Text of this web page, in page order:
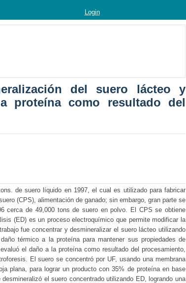
Login
del suero lácteo y
proteína como resultado del
de suero líquido en 1997, el cual es utilizado para fabricar
(CPS), alimentación de ganado; sin embargo, gran parte se
cerca de 49,000 tons de suero en polvo. El CPS se obtiene
(ED) es un proceso electroquímico que permite modificar la
fue concentrar y desmineralizar el suero lácteo utilizando
térmico a la proteína para mantener sus propiedades de
el daño a la proteína como resultado del procesamiento,
El suero se concentró por UF, usando una membrana
plana, para lograr un producto con 35% de proteína en base
el suero concentrado utilizando ED, logrando una